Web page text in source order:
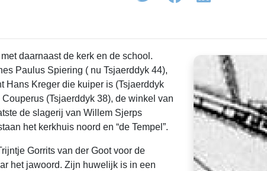
daarnaast de kerk en de school.
Paulus Spiering ( nu Tsjaerddyk 44),
Hans Kreger die kuiper is (Tsjaerddyk
(Tsjaerddyk 38), de winkel van
de slagerij van Willem Sjerps
het kerkhuis noord en “de Tempel”.
Gorrits van der Goot voor de
het jawoord. Zijn huwelijk is in een